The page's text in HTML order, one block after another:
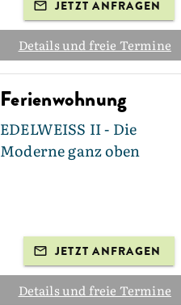
JETZT ANFRAGEN
Details und freie Termine
Ferienwohnung
EDELWEISS II - Die
Moderne ganz oben
JETZT ANFRAGEN
Details und freie Termine